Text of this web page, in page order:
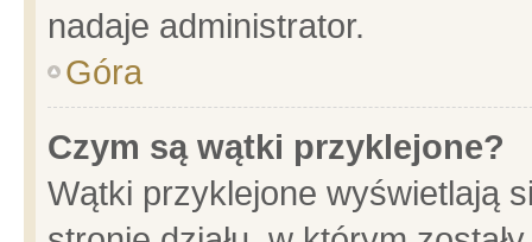
nadaje administrator.
Góra
Czym są wątki przyklejone?
Wątki przyklejone wyświetlają